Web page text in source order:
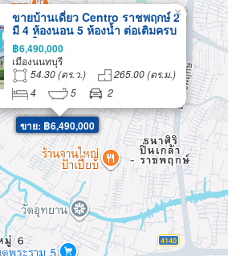
ขาย: ฿6,490,000
ขายบ้านเดี่ยว Centro ราชพฤกษ์ 2
มี 4 ห้องนอน 5 ห้องน้ำ ต่อเติมครบ
หลังใหญ่ สภาพดี พร้อมเข้าอยู่ทันที
ไม่ต้องแต่งเพิ่ม ใกล้ BTS สายสี
ม่วง (เซนโทร ราชพฤกษ์ 2)
฿6,490,000
เมืองนนทบุรี
54.30 (ตร.ว.)
265.00 (ตร.ม.)
4
5 2
×